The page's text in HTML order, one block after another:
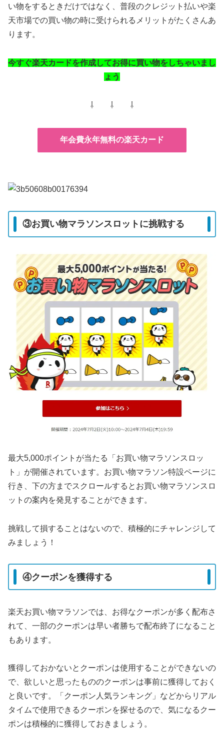
い物をするときだけではなく、普段のクレジット払いや楽
天市場での買い物の時に受けられるメリットがたくさんあ
ります。
今すぐ楽天カードを作成してお得に買い物をしちゃいまし
ょう
⇩ ⇩ ⇩
年会費永年無料の楽天カード
③お買い物マラソンスロットに挑戦する
最大5,000ポイントが当たる「お買い物マラソンスロッ
ト」が開催されています。お買い物マラソン特設ページに
行き、下の方までスクロールするとお買い物マラソンスロ
ットの案内を発見することができます。
挑戦して損することはないので、積極的にチャレンジして
みましょう！
④クーポンを獲得する
楽天お買い物マラソンでは、お得なクーポンが多く配布さ
れて、一部のクーポンは早い者勝ちで配布終了になること
もあります。
獲得しておかないとクーポンは使用することができないの
で、欲しいと思ったもののクーポンは事前に獲得しておく
と良いです。「クーポン人気ランキング」などからリアル
タイムで使用できるクーポンを探せるので、気になるクー
ポンは積極的に獲得しておきましょう。